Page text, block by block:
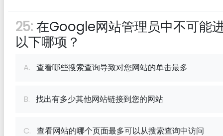
25:在Google网站管理员中不可能
以下哪项？
A. 查看哪些搜索查询导致对您网站的单击最多
B. 找出有多少其他网站链接到您的网站
C. 查看网站的哪个页面最多可以从搜索查询中访问